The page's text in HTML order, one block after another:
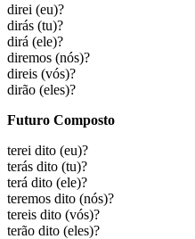
direi (eu)?
dirás (tu)?
dirá (ele)?
diremos (nós)?
direis (vós)?
dirão (eles)?
Futuro Composto
terei dito (eu)?
terás dito (tu)?
terá dito (ele)?
teremos dito (nós)?
tereis dito (vós)?
terão dito (eles)?